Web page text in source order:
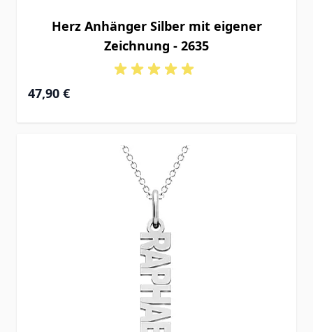
Herz Anhänger Silber mit eigener
Zeichnung - 2635
47,90 €